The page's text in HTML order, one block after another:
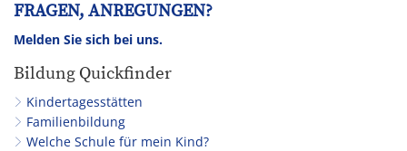
FRAGEN, ANREGUNGEN?
Melden Sie sich bei uns.
Bildung Quickfinder
Kindertagesstätten
Familienbildung
Welche Schule für mein Kind?